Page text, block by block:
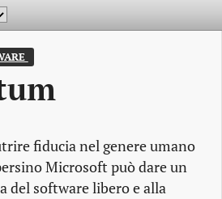
fiducia nel genere umano
Microsoft può dare un
del software libero e alla